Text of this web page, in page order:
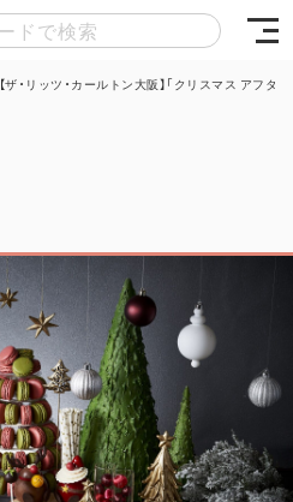
【ザ・リッツ・カールトン大阪】「クリスマス アフ